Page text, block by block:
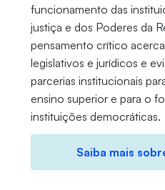
funcionamento das
justiça e dos Poderes da
pensamento crítico
legislativos e jurídicos e
parcerias institucionais
ensino superior e para o
instituições democráticas.
Saiba mais